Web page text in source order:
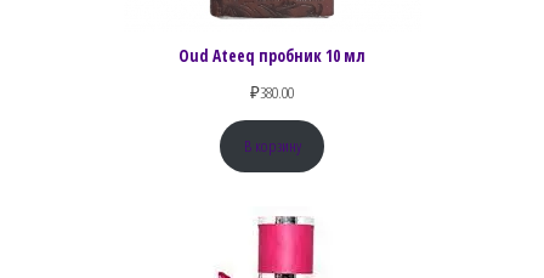
Oud Ateeq пробник 10 мл
₽380.00
В корзину